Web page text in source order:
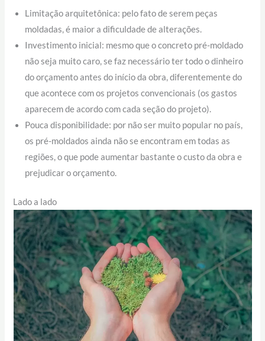
Limitação arquitetônica: pelo fato de serem peças
moldadas, é maior a dificuldade de alterações.
Investimento inicial: mesmo que o concreto pré-moldado
não seja muito caro, se faz necessário ter todo o dinheiro
do orçamento antes do início da obra, diferentemente do
que acontece com os projetos convencionais (os gastos
aparecem de acordo com cada seção do projeto).
Pouca disponibilidade: por não ser muito popular no país,
os pré-moldados ainda não se encontram em todas as
regiões, o que pode aumentar bastante o custo da obra e
prejudicar o orçamento.
Lado a lado